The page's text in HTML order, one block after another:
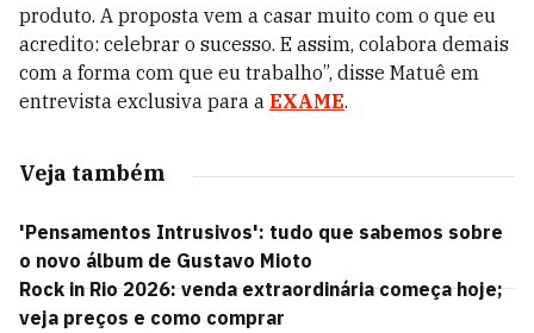
produto. A proposta vem a casar muito com o que eu
acredito: celebrar o sucesso. E assim, colabora demais
com a forma com que eu trabalho”, disse Matuê em
entrevista exclusiva para a EXAME.
Veja também
'Pensamentos Intrusivos': tudo que sabemos sobre
o novo álbum de Gustavo Mioto
Rock in Rio 2026: venda extraordinária começa hoje;
veja preços e como comprar